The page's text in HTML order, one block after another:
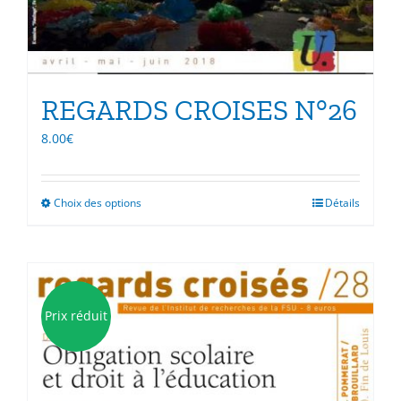
REGARDS CROISES N°26
8.00€
Choix des optionsCe
variations.
Les
être
choisies
Détails
Prix réduit